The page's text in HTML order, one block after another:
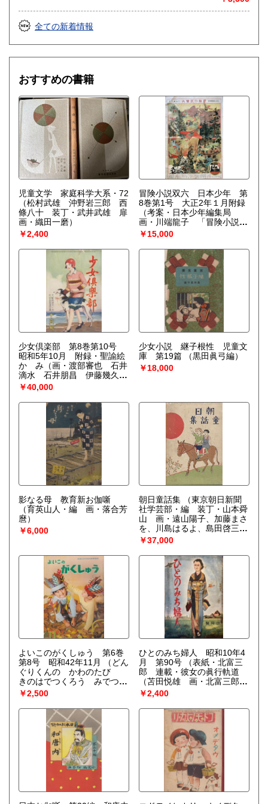
茂）
全ての新着情報
おすすめの書籍
児童文学 家庭科学大系・72
（松村武雄 沖野岩三郎 西
條八十 装丁・武井武雄 扉
画・織田一磨）
￥2,400
冒険小説双六 日本少年 第
8巻第1号 大正2年１月附録
（考案・日本少年編集局
画・川端龍子 「冒険小説双
六筋書」1 出発 清と猛と
は汽車に乗ってある深山へ探
検に出かけました ２ 三軒
屋 山の入口の三軒屋を通っ
て 3 絶壁 奥へ奥へと進
んで行きましたが、絶壁があ
って進まれません 4 丸木
橋 そこで丸木橋を渡って行
きますと ５ 狼来る 狼が
澤山出てきました 6 森
林 二人は森林の中へ逃げま
っかけて来るので、大杉へ登
りました ８ 又一難…）
￥15,000
少女倶楽部 第8巻第10号
昭和5年10月 附録・聖諭絵
かゞみ（画・渡部審也 石井
滴水 石井朋昌 伊藤幾久
造）日本国産漫画地図（画・
的場朝二）暗記自在ぐるま
つき （表紙・多田北烏 折
込大口絵 郵便くばり（北原
白秋 少年文学集より）国産
品を愛用しませう（商工大
臣 俵孫一）紅いリボンの腕
時計（八木隆一郎 画・嶺田
弘）海に立つ虹（加藤武雄
画・須藤重）テニスの唄
（作・画 加藤まさを）裁縫
ク・シンガーの血涙美談（狭
間祐行）チンチンおあづけ物
語（陸奥速男 画・河目悌
二）落語・あわて者（根岸み
どり 画・新関青花）ブレー
亀井實）全権先生（佐々木
邦 画・田中比左良）少女達
人・誉れの奉射試合（金子芙
美 画・岡田なみぢ）家なき
児（菊池幽芳 画・須藤重）
お芋掘り（葛原しげる 画・
耳野三郎）十哩競泳の花形・
栗村徳子さん 愛の牛乳（蕗
谷虹児）假面城（大下宇陀
（中根榮）怪力小太郎（中内
蝶二 画・齋藤五百枝）果物
大懇親会（田河水泡）囚はれ
小鳩（保篠龍緒 画・吉邨二
郎）夾竹桃の花咲けば（佐藤
紅録 画・田中良）日本の誇
り 吉原飛行士を迎ふ（勝承
夫）月笛日笛（吉川英治
画・山口將吉郎））
￥40,000
少女小説 継子根性 児童文
庫 第19篇
（黒田眞弓編）
￥18,000
影なる母 教育新お伽噺
（育英山人・編 画・落合芳
麿）
￥6,000
朝日童話集
（東京朝日新聞
社学芸部・編 装丁・山本舜
山 画・遠山陽子、加藤まさ
を、川島はるよ、島田啓三、
梁川剛一、深澤紅子、黒崎義
介、蕗谷虹児、田村孝之介、
多田北烏、松本かつぢ ほ
￥37,000
よいこのがくしゅう 第6巻
第8号 昭和42年11月
（どん
ぐりくんの かわのたび
きのはでつくろう みでつく
ろう（絵・椎野利一、天木茂
晴）きりん（絵・堀内誠一）
かみひこうき ぶうんぶん
（絵・柿本幸造）むかしのの
りもの いまののりもの
（絵・高橋透）よるのとうだ
い（絵・伊藤悌夫）もぐらの
ちかてつ（絵・鈴木寿雄）せ
いさく・りす（案・池田献
児 絵・嶋川佐紀子））
￥2,500
ひとのみち婦人 昭和10年4
月 第90号
（表紙・北富三
郎 連載・彼女の眞行軌道
（苫田悦雄 画・北富三郎）
女学校を卒業して家庭の人と
なる若き女性へー親たる人も
一読せられよ（下村芳司）女
学校の卒業生及び在学中の娘
さんをもつ母親の座談会 眞
玉白玉・4（加藤武雄 画・
夏目龍）特集・職に就く婦人
の為に みちによって働く職
業婦人の座談会 故郷の空
（秦賢助））
￥2,400